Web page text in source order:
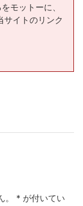
モットーに、
サイトのリンク
* が付いてい